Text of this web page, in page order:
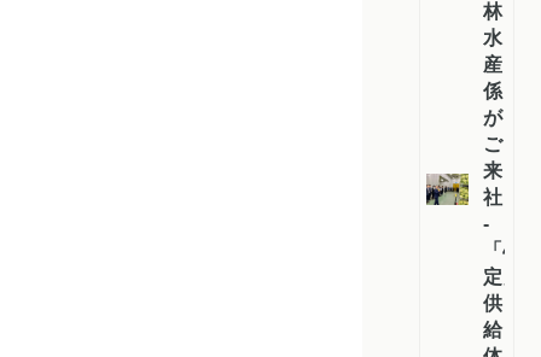
林
水
産
係
が
ご
来
社
-
「4
定」
供
給